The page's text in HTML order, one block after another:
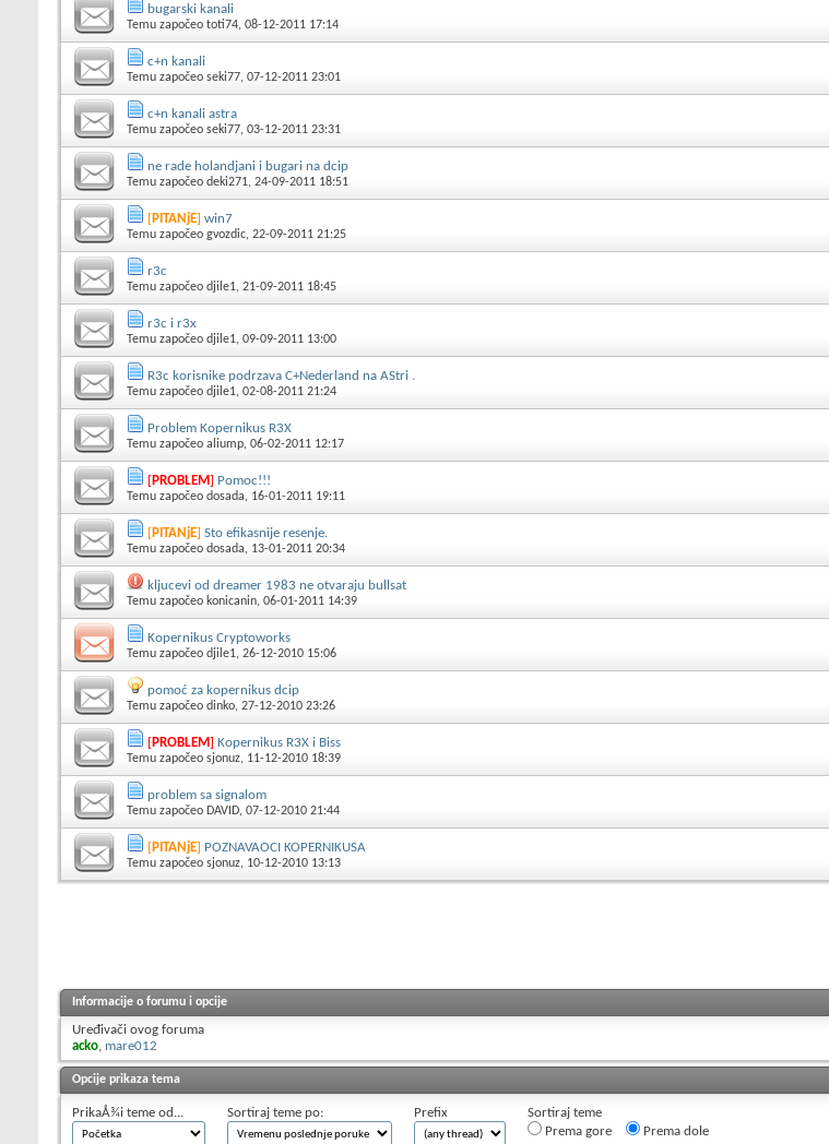
bugarski kanali
Temu započeo toti74, 08-12-2011 17:14
c+n kanali
Temu započeo seki77, 07-12-2011 23:01
c+n kanali astra
Temu započeo seki77, 03-12-2011 23:31
ne rade holandjani i bugari na dcip
Temu započeo deki271, 24-09-2011 18:51
[PITANjE] win7
Temu započeo gvozdic, 22-09-2011 21:25
r3c
Temu započeo djile1, 21-09-2011 18:45
r3c i r3x
Temu započeo djile1, 09-09-2011 13:00
R3c korisnike podrzava C+Nederland na AStri .
Temu započeo djile1, 02-08-2011 21:24
Problem Kopernikus R3X
Temu započeo aliump, 06-02-2011 12:17
[PROBLEM] Pomoc!!!
Temu započeo dosada, 16-01-2011 19:11
[PITANjE] Sto efikasnije resenje.
Temu započeo dosada, 13-01-2011 20:34
kljucevi od dreamer 1983 ne otvaraju bullsat
Temu započeo konicanin, 06-01-2011 14:39
Kopernikus Cryptoworks
Temu započeo djile1, 26-12-2010 15:06
pomoć za kopernikus dcip
Temu započeo dinko, 27-12-2010 23:26
[PROBLEM] Kopernikus R3X i Biss
Temu započeo sjonuz, 11-12-2010 18:39
problem sa signalom
Temu započeo DAVID, 07-12-2010 21:44
[PITANjE] POZNAVAOCI KOPERNIKUSA
Temu započeo sjonuz, 10-12-2010 13:13
Informacije o forumu i opcije
Uređivači ovog foruma
acko, mare012
Opcije prikaza tema
PrikaÅ¾i teme od... Sortiraj teme po: Prefix
Sortiraj teme
Prema gore
Prema dole